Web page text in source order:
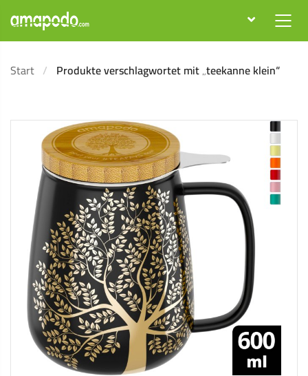
Start Produkte verschlagwortet mit „teekanne klein“